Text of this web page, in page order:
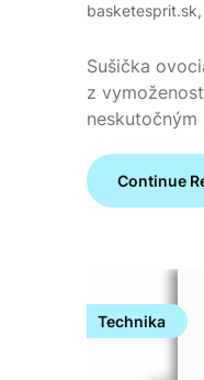
basketesprit.sk,
Sušička
z
Continue
Technika